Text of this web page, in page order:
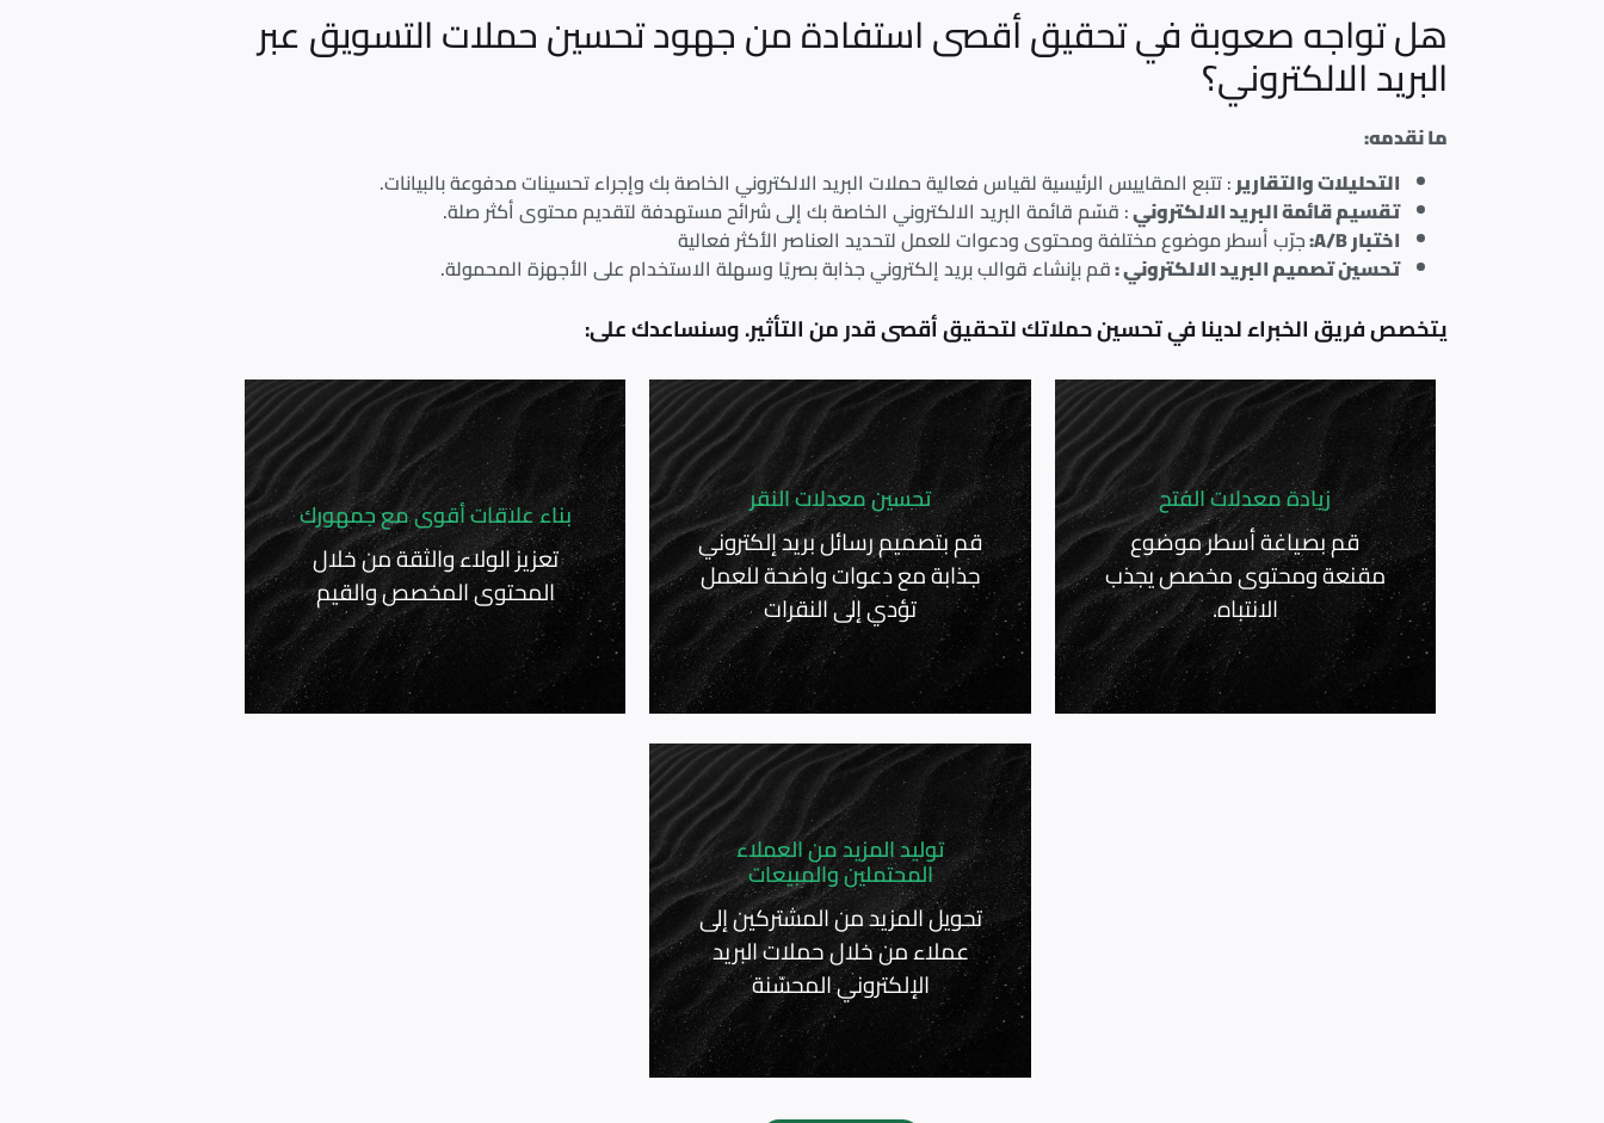
هل تواجه صعوبة في تحقيق أقصى استفادة من جهود تحسين حملات التسويق عبر
البريد الالكتروني؟
ما نقدمه:
التحليلات والتقارير: تتبع المقاييس الرئيسية لقياس فعالية حملات البريد الالكتروني الخاصة بك وإجراء تحسينات مدفوعة بالبيانات.
تقسيم قائمة البريد الالكتروني: قسّم قائمة البريد الالكتروني الخاصة بك إلى شرائح مستهدفة لتقديم محتوى أكثر صلة.
اختبار A/B:
جرّب أسطر موضوع مختلفة ومحتوى ودعوات للعمل لتحديد العناصر الأكثر فعالية
تحسين تصميم البريد الالكتروني :قم بإنشاء قوالب بريد إلكتروني جذابة بصريًا وسهلة الاستخدام على الأجهزة المحمولة.
يتخصص فريق الخبراء لدينا في تحسين حملاتك لتحقيق أقصى قدر من التأثير. وسنساعدك على:
زيادة معدلات الفتح
قم بصياغة أسطر موضوع
مقنعة ومحتوى مخصص يجذب
الانتباه.
تحسين معدلات النقر
قم بتصميم رسائل بريد إلكتروني
جذابة مع دعوات واضحة للعمل
تؤدي إلى النقرات
بناء علاقات أقوى مع جمهورك
تعزيز الولاء والثقة من خلال
المحتوى المخصص والقيم
توليد المزيد من العملاء
المحتملين والمبيعات
تحويل المزيد من المشتركين إلى
عملاء من خلال حملات البريد
الإلكتروني المحسّنة